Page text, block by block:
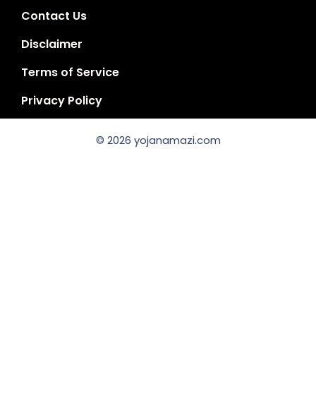
Contact Us
Disclaimer
Terms of Service
Privacy Policy
© 2026 yojanamazi.com